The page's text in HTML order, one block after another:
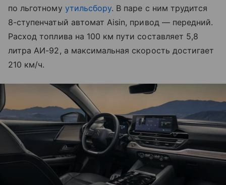
по льготному утильсбору. В паре с ним трудится
8-ступенчатый автомат Aisin, привод — передний.
Расход топлива на 100 км пути составляет 5,8
литра АИ-92, а максимальная скорость достигает
210 км/ч.